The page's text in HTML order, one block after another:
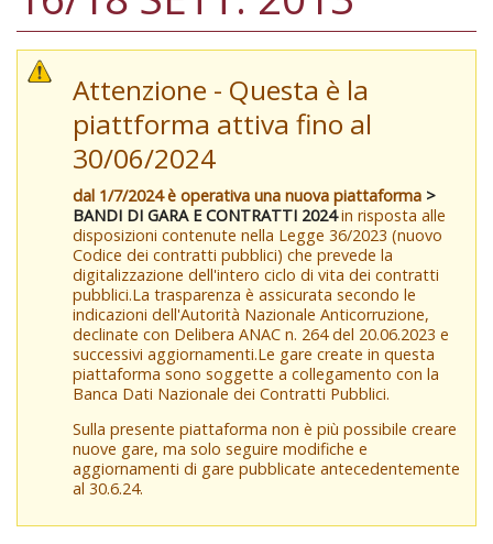
Attenzione - Questa è la
piattforma attiva fino al
30/06/2024
dal 1/7/2024 è operativa una nuova piattaforma >
BANDI DI GARA E CONTRATTI 2024in risposta alle
disposizioni contenute nella Legge 36/2023 (nuovo
Codice dei contratti pubblici) che prevede la
digitalizzazione dell'intero ciclo di vita dei contratti
pubblici.La trasparenza è assicurata secondo le
indicazioni dell'Autorità Nazionale Anticorruzione,
declinate con Delibera ANAC n. 264 del 20.06.2023 e
successivi aggiornamenti.Le gare create in questa
piattaforma sono soggette a collegamento con la
Banca Dati Nazionale dei Contratti Pubblici.
Sulla presente piattaforma non è più possibile creare
nuove gare, ma solo seguire modifiche e
aggiornamenti di gare pubblicate antecedentemente
al 30.6.24.